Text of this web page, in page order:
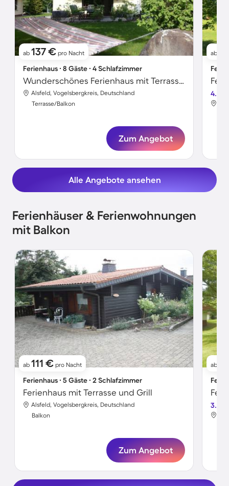
ab 137 € pro Nacht
Ferienhaus ∙ 8 Gäste ∙ 4 Schlafzimmer
Wunderschönes Ferienhaus mit Terrasse, Grill und Garten
Alsfeld, Vogelsbergkreis, Deutschland
Terrasse/Balkon
Zum Angebot
ab
4.3
Alle Angebote ansehen
Ferienhäuser & Ferienwohnungen
mit Balkon
ab 111 € pro Nacht
Ferienhaus ∙ 5 Gäste ∙ 2 Schlafzimmer
Ferienhaus mit Terrasse und Grill
Alsfeld, Vogelsbergkreis, Deutschland
Balkon
Zum Angebot
ab
3.2